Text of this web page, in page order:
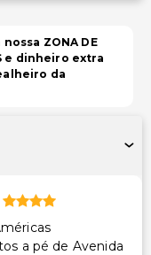
rodas
cadeira de rodas
nossa ZONA DE
e dinheiro extra
da
a pé de Avenida